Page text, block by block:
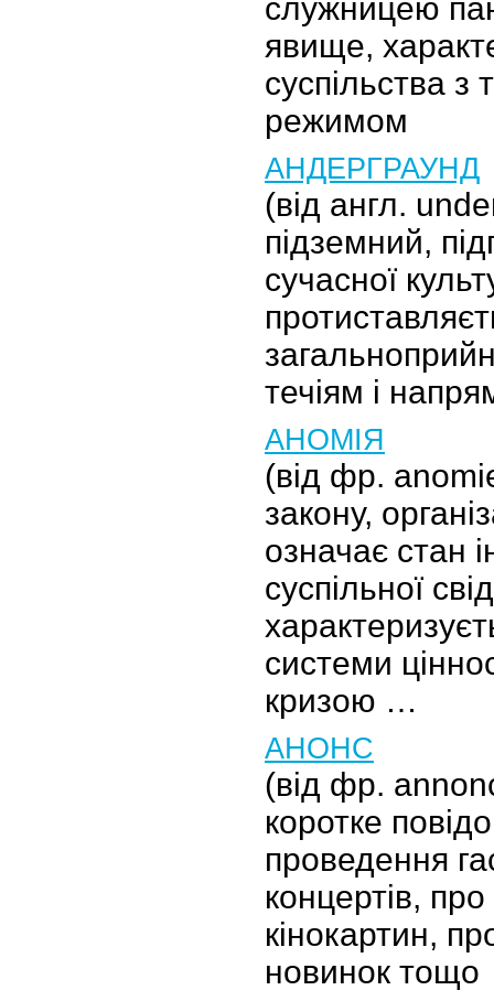
служницею
явище,
суспільства з
режимом
АНДЕРГРАУНД
(від англ.
підземний,
сучасної
течіям і
АНОМІЯ
(від фр.
закону,
означає стан
суспільної
системи
кризою …
АНОНС
(від фр.
коротке
проведення
концертів,
кінокартин,
новинок тощо